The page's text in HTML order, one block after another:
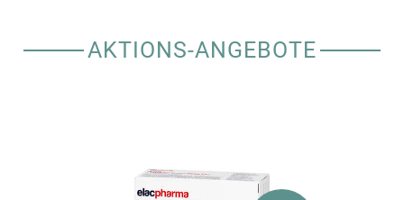
AKTIONS-ANGEBOTE